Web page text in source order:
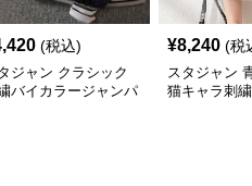
(税込)
ジャン クラシック
バイカラージャンパ
¥8,240 (税
スタジャン
猫キャラ刺